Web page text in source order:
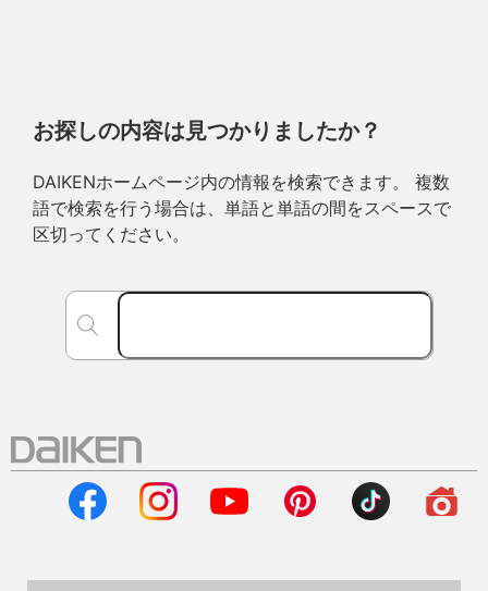
お探しの内容は見つかりましたか？
DAIKENホームページ内の情報を検索できます。 複数
語で検索を行う場合は、単語と単語の間をスペースで
区切ってください。